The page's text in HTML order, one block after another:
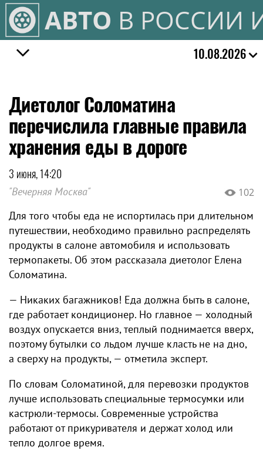
АВТО В РОССИИ
10.08.2026
Диетолог Соломатина
перечислила главные правила
хранения еды в дороге
3 июня, 14:20
"Вечерняя Москва" 102
Для того чтобы еда не испортилась при длительном
путешествии, необходимо правильно распределять
продукты в салоне автомобиля и использовать
термопакеты. Об этом рассказала диетолог Елена
Соломатина.
— Никаких багажников! Еда должна быть в салоне,
где работает кондиционер. Но главное — холодный
воздух опускается вниз, теплый поднимается вверх,
поэтому бутылки со льдом лучше класть не на дно,
а сверху на продукты, — отметила эксперт.
По словам Соломатиной, для перевозки продуктов
лучше использовать специальные термосумки или
кастрюли-термосы. Современные устройства
работают от прикуривателя и держат холод или
тепло долгое время.